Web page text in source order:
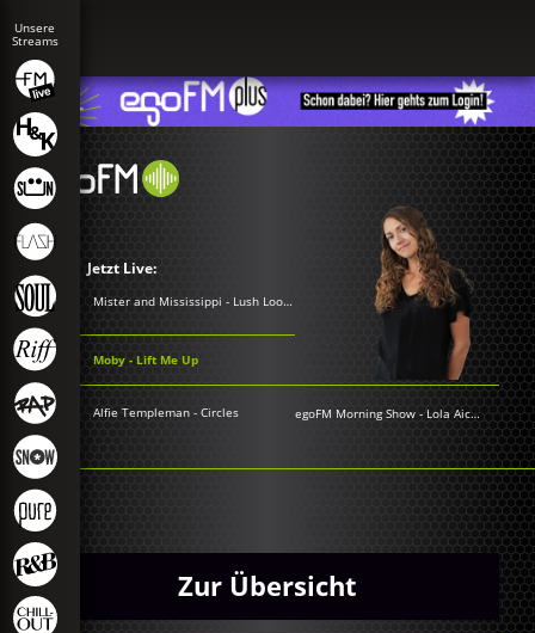
Jetzt Live:
Mister and Mississippi - Lush Looms
Moby - Lift Me Up
Alfie Templeman - Circles egoFM Morning Show - Lola Aichner
Zur Übersicht